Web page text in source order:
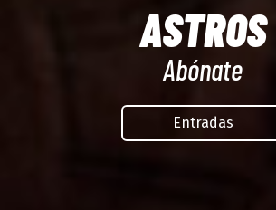
ASTROS
Abónate
Entradas